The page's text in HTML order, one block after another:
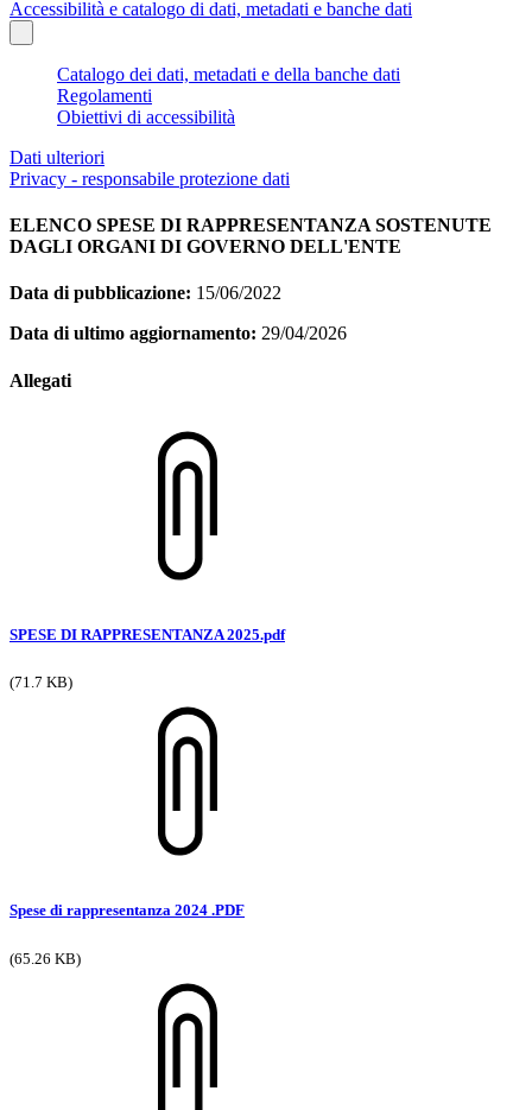
Accessibilità e catalogo di dati, metadati e banche dati
Catalogo dei dati, metadati e della banche dati
Regolamenti
Obiettivi di accessibilità
Dati ulteriori
Privacy - responsabile protezione dati
ELENCO SPESE DI RAPPRESENTANZA SOSTENUTE
DAGLI ORGANI DI GOVERNO DELL'ENTE
Data di pubblicazione: 15/06/2022
Data di ultimo aggiornamento: 29/04/2026
Allegati
SPESE DI RAPPRESENTANZA 2025.pdf
(71.7 KB)
Spese di rappresentanza 2024 .PDF
(65.26 KB)